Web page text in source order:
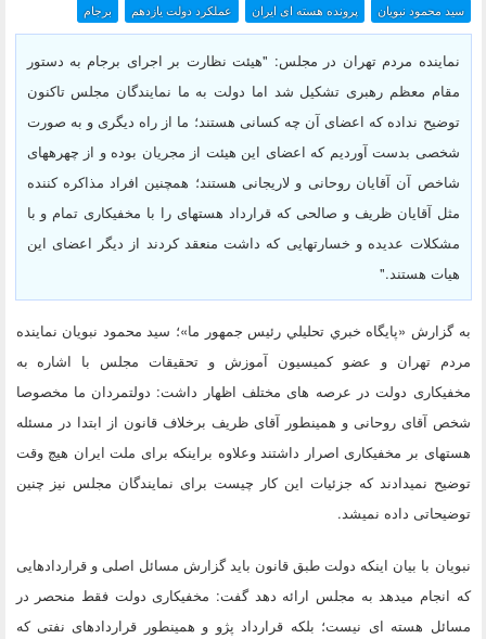
سید محمود نبویان پرونده هسته ای ایران عملکرد دولت یازدهم برجام
نماینده مردم تهران در مجلس: "هیئت نظارت بر اجرای برجام به دستور
مقام معظم رهبری تشکیل شد اما دولت به ما نمایندگان مجلس تاکنون
توضیح نداده که اعضای آن چه کسانی هستند؛ ما از راه دیگری و به صورت
شخصی بدست آوردیم که اعضای این هیئت از مجریان بوده و از چهره‎های
شاخص آن آقایان روحانی و لاریجانی هستند؛ همچنین افراد مذاکره کننده
مثل آقایان ظریف و صالحی که قرارداد هسته‎ای را با مخفی‎کاری تمام و با
مشکلات عدیده و خسارت‎هایی که داشت منعقد کردند از دیگر اعضای این
هیات هستند."
به گزارش «پايگاه خبري تحليلي رئيس جمهور ما»؛ سید محمود نبویان نماینده
مردم تهران و عضو کمیسیون آموزش و تحقیقات مجلس با اشاره به
مخفی‎کاری دولت در عرصه های مختلف اظهار داشت: دولتمردان ما مخصوصا
شخص آقای روحانی و همینطور آقای ظریف برخلاف قانون از ابتدا در مسئله
هسته‎ای بر مخفی‎کاری اصرار داشتند وعلاوه براینکه برای ملت ایران هیچ وقت
توضیح نمی‎دادند که جزئیات این کار چیست برای نمایندگان مجلس نیز چنین
توضیحاتی داده نمی‎شد.
نبویان با بیان اینکه دولت طبق قانون باید گزارش مسائل اصلی و قراردادهایی
که انجام می‎دهد به مجلس ارائه دهد گفت: مخفی‎کاری دولت فقط منحصر در
مسائل هسته ای نیست؛ بلکه قرارداد پژو و همینطور قراردادهای نفتی که